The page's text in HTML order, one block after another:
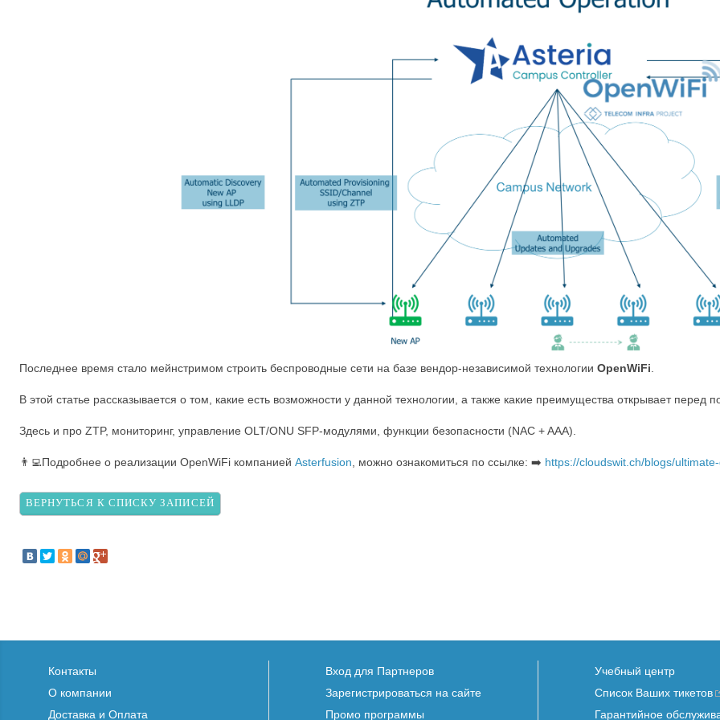
Последнее время стало мейнстримом строить беспроводные сети на базе вендор-независимой технологии OpenWiFi
В этой статье рассказывается о том, какие есть возможности у данной технологии, а также какие преимущества открывает перед
Здесь и про ZTP, мониторинг, управление OLT/ONU SFP-модулями, функции безопасности (NAC + AAA).
👨‍💻Подробнее о реализации OpenWiFi компанией Asterfusion , можно ознакомиться по ссылке: ➡️ https://cloudswit.ch/blogs/
ВЕРНУТЬСЯ К СПИСКУ ЗАПИСЕЙ
Контакты
О компании
Доставка и Оплата
Вход для Партнеров
Зарегистрироваться на сайте
Промо программы
Учебный центр
Список Ваших тикетов
Гарантийное